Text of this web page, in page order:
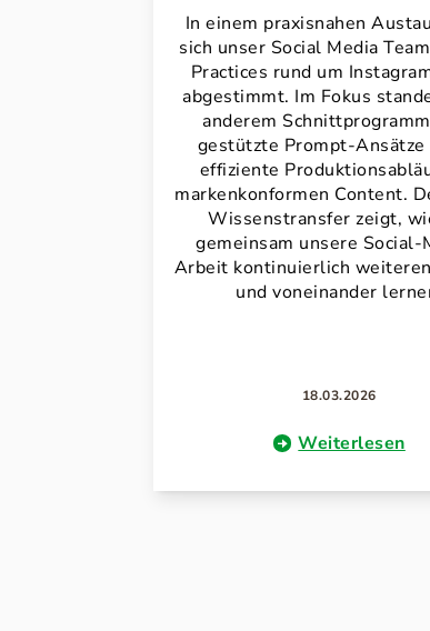
In einem praxisnahen
sich unser Social Media
Practices rund um
abgestimmt. Im Fokus
anderem
gestützte Prompt-Ansätze
effiziente
markenkonformen Content.
Wissenstransfer zeigt,
gemeinsam unsere Social-
Arbeit kontinuierlich
und voneinander
18.03.2026
Weiterlesen